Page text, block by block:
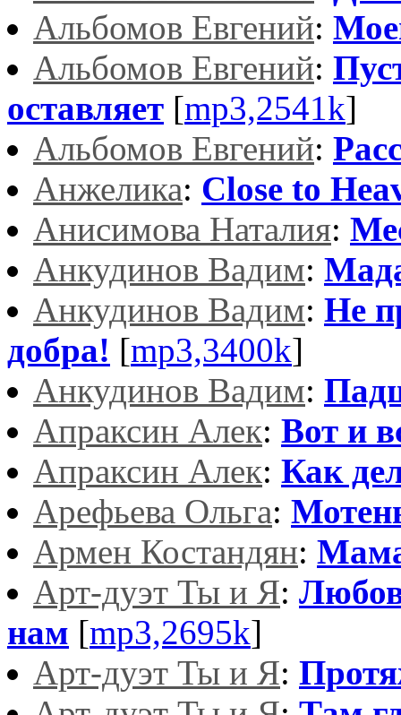
Альбомов Евгений:
Альбомов Евгений:
оставляет [mp3,2541k]
Альбомов Евгений:
Анжелика: Close to
Анисимова Наталия:
Анкудинов Вадим:
Анкудинов Вадим: Не
добра! [mp3,3400k]
Анкудинов Вадим:
Апраксин Алек: Вот и
Апраксин Алек: Как
Арефьева Ольга:
Армен Костандян:
Арт-дуэт Ты и Я:
нам [mp3,2695k]
Арт-дуэт Ты и Я: